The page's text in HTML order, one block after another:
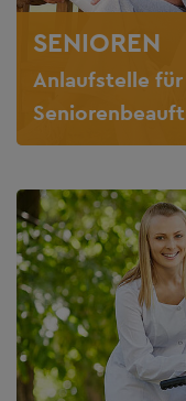
SENIOREN
Anlaufstelle